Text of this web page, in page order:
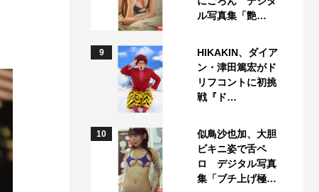
ル写真集「艶…
9
HIKAKIN、ダイア
ン・津田篤宏がド
リフコントに初挑
戦『ド…
10
似鳥沙也加、大胆
ビキニ姿で舌ペ
ロ デジタル写真
集「ブチ上げ極…